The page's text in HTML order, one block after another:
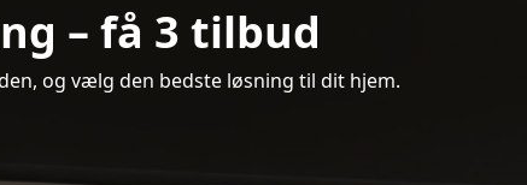
– få 3 tilbud
og vælg den bedste løsning til dit hjem.